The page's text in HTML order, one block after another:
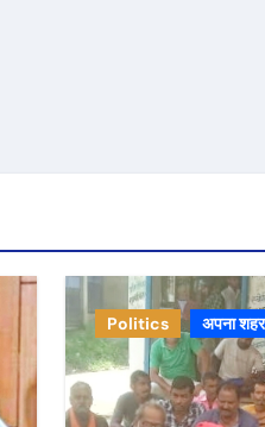
Politics अपना शहर